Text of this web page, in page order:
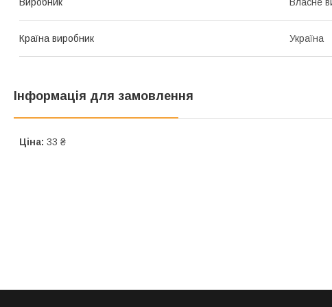
Країна виробник Україна
Інформація для замовлення
Ціна: 33 ₴